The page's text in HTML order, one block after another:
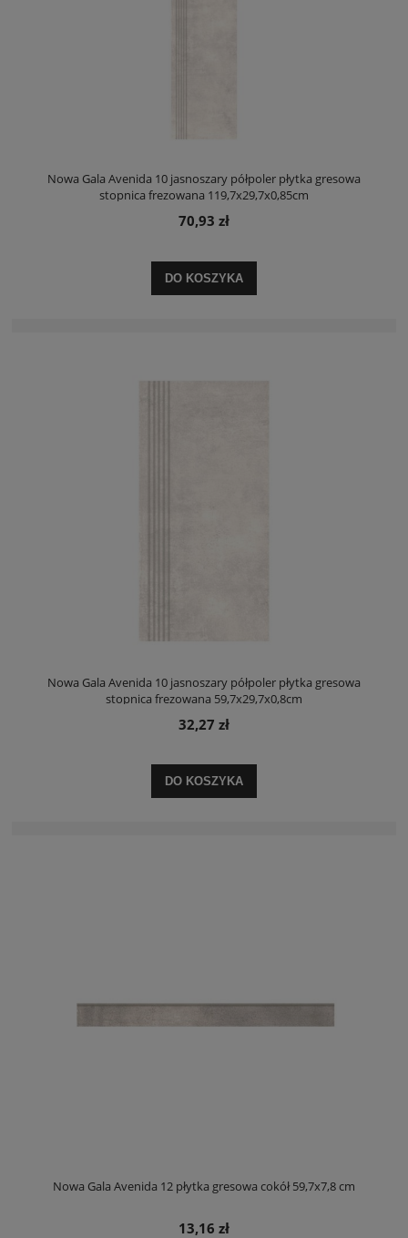
Nowa Gala Avenida 10 jasnoszary półpoler płytka gresowa
stopnica frezowana 119,7x29,7x0,85cm
70,93 zł
DO KOSZYKA
Nowa Gala Avenida 10 jasnoszary półpoler płytka gresowa
stopnica frezowana 59,7x29,7x0,8cm
32,27 zł
DO KOSZYKA
Nowa Gala Avenida 12 płytka gresowa cokół 59,7x7,8 cm
13,16 zł